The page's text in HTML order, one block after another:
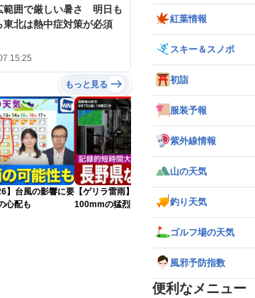
範囲で厳しい暑さ 明日も
東北は熱中症対策が必須
15:25
もっと見る
】台風の影響に要
心配も
【ゲリラ雷雨】長野県で1時間に約
100mmの猛烈な雨／気象防災速報・記
強い
（7日
紅葉情報
スキー＆スノボ
初詣
服装予報
紫外線情報
山の天気
釣り天気
ゴルフ場の天気
風邪予防指数
便利なメニュー